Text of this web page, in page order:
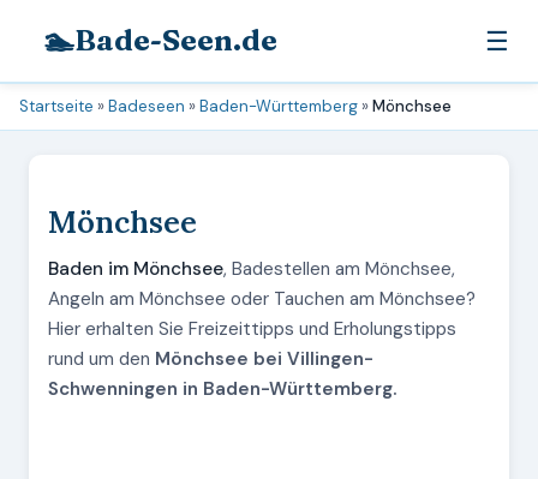
🏊Bade-Seen.de ☰
Startseite »Badeseen »Baden-Württemberg »Mönchsee
Mönchsee
Baden im Mönchsee, Badestellen am Mönchsee,
Angeln am Mönchsee oder Tauchen am Mönchsee?
Hier erhalten Sie Freizeittipps und Erholungstipps
rund um den Mönchsee bei Villingen-
Schwenningen in Baden-Württemberg.